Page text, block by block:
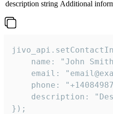
description string Additional
name: "John
email:
phone:
description:
});